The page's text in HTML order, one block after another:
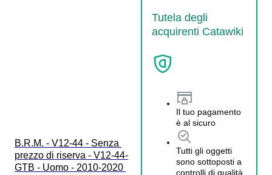
Tutela degli
acquirenti Catawiki
Il tuo pagamento
è al sicuro
Tutti gli oggetti
sono sottoposti a
controlli di qualità
B.R.M. - V12-44 - Senza
prezzo di riserva - V12-44-
GTB - Uomo - 2010-2020